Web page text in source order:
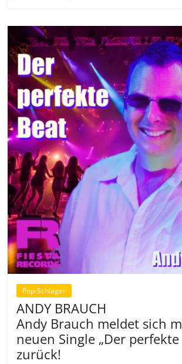
Pop-Schlager
ANDY BRAUCH
Andy Brauch meldet sich
neuen Single „Der perfekte
zurück!